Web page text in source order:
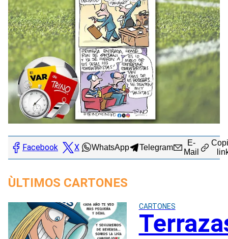
Facebook X WhatsApp Telegram
E-
Mail
ÙLTIMOS CARTONES
CARTONES